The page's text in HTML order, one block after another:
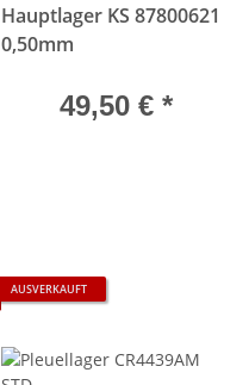
Hauptlager KS 87800621
0,50mm
49,50 € *
AUSVERKAUFT